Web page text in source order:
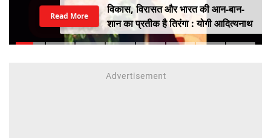
विकास, विरासत और भारत की आन-बान-
शान का प्रतीक है तिरंगा : योगी आदित्यनाथ
Read More